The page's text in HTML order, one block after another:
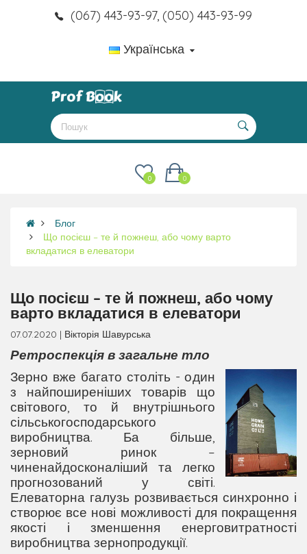
(067) 443-93-97, (050) 443-93-99
Українська
0
0
Блог
Що посієш – те й пожнеш, або чому варто
вкладатися в елеватори
Що посієш – те й пожнеш, або чому
варто вкладатися в елеватори
07.07.2020 | Вікторія Шавурська
Ретроспекція в загальне тло
Зерно вже багато століть - один
з найпоширеніших товарів що
світового, то й внутрішнього
сільськогосподарського
виробництва. Ба більше,
зерновий ринок –
чиненайдосконаліший та легко
прогнозований у світі.
Елеваторна галузь розвивається синхронно і
створює все нові можливості для покращення
якості і зменшення енерговитратності
виробництва зернопродукції.